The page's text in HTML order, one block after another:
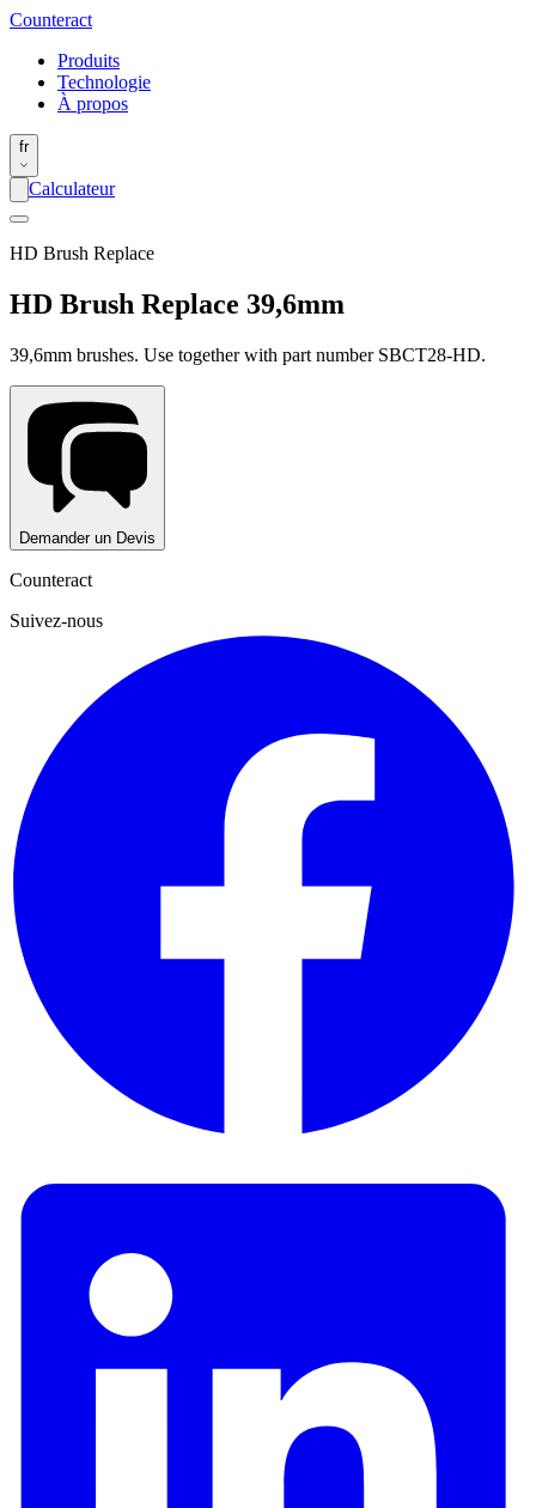
Counteract
Produits
Technologie
À propos
fr
Calculateur
HD Brush Replace
HD Brush Replace 39,6mm
39,6mm brushes. Use together with part number SBCT28-HD.
Demander un Devis
Counteract
Suivez-nous